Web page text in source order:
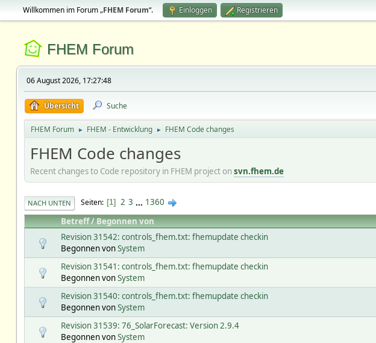
Willkommen im Forum „FHEM Forum“. Einloggen Registrieren
FHEM Forum
06 August 2026, 17:27:48
Übersicht Suche
FHEM Forum ► FHEM - Entwicklung ► FHEM Code changes
FHEM Code changes
Recent changes to Code repository in FHEM project on svn.fhem.de
NACH UNTEN Seiten 1 2 3 ... 1360
Betreff/Begonnen von
Revision 31542: controls_fhem.txt: fhemupdate checkin
Begonnen vonSystem
Revision 31541: controls_fhem.txt: fhemupdate checkin
Begonnen vonSystem
Revision 31540: controls_fhem.txt: fhemupdate checkin
Begonnen vonSystem
Revision 31539: 76_SolarForecast: Version 2.9.4
Begonnen vonSystem